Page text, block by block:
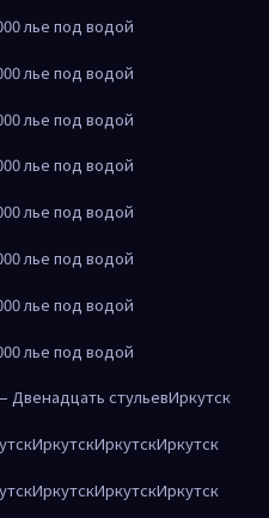
лье под водой
лье под водой
лье под водой
лье под водой
лье под водой
лье под водой
лье под водой
лье под водой
Двенадцать стульевИркутск
ИркутскИркутскИркутск
ИркутскИркутскИркутск